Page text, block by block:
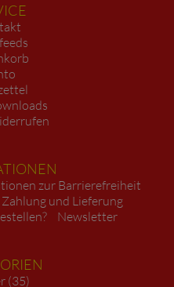
zur Barrierefreiheit
Zahlung und Lieferung
Newsletter
(35)